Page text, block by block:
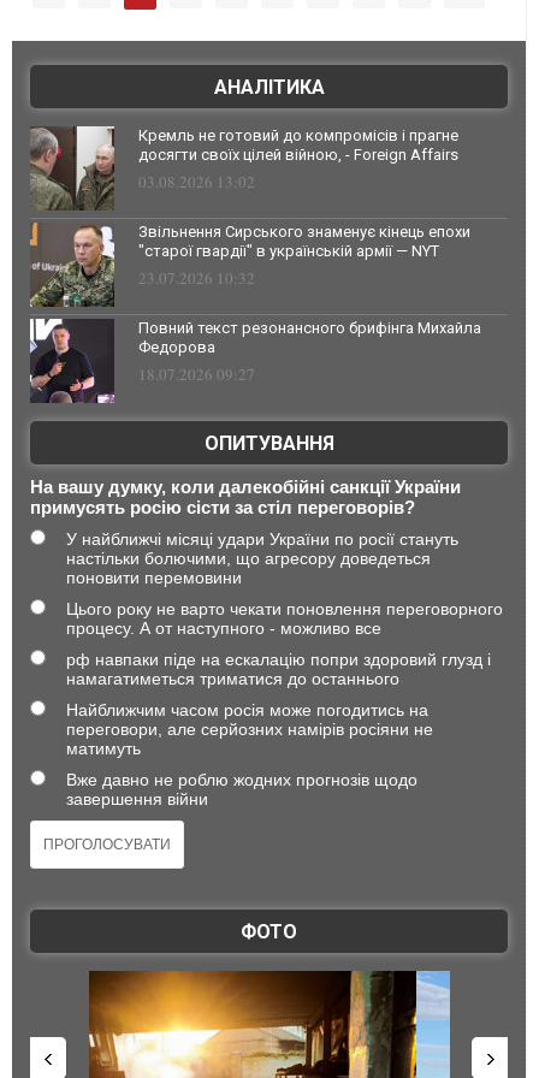
АНАЛІТИКА
Кремль не готовий до компромісів і прагне
досягти своїх цілей війною, - Foreign Affairs
03.08.2026 13:02
Звільнення Сирського знаменує кінець епохи
"старої гвардії" в українській армії — NYT
23.07.2026 10:32
Повний текст резонансного брифінга Михайла
Федорова
18.07.2026 09:27
ОПИТУВАННЯ
На вашу думку, коли далекобійні санкції України
примусять росію сісти за стіл переговорів?
У найближчі місяці удари України по росії стануть
настільки болючими, що агресору доведеться
поновити перемовини
Цього року не варто чекати поновлення переговорного
процесу. А от наступного - можливо все
рф навпаки піде на ескалацію попри здоровий глузд і
намагатиметься триматися до останнього
Найближчим часом росія може погодитись на
переговори, але серйозних намірів росіяни не
матимуть
Вже давно не роблю жодних прогнозів щодо
завершення війни
ФОТО